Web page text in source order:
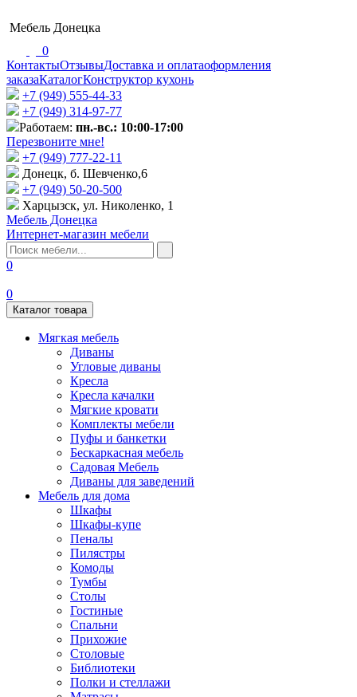
Мебель Донецка
0
КонтактыОтзывыДоставка и оплатаоформления
заказаКаталогКонструктор кухонь
+7 (949) 555-44-33
+7 (949) 314-97-77
Работаем: пн.-вс.: 10:00-17:00
Перезвоните мне!
+7 (‎949) 777-22-11
Донецк, б. Шевченко,6
+7 (949) 50-20-500
Харцызск, ул. Николенко, 1
Мебель Донецка
Интернет-магазин мебели
0
0
Каталог товара
Мягкая мебель
Диваны
Угловые диваны
Кресла
Кресла качалки
Мягкие кровати
Комплекты мебели
Пуфы и банкетки
Бескаркасная мебель
Садовая Мебель
Диваны для заведений
Мебель для дома
Шкафы
Шкафы-купе
Пеналы
Пилястры
Комоды
Тумбы
Столы
Гостиные
Спальни
Прихожие
Столовые
Библиотеки
Полки и стеллажи